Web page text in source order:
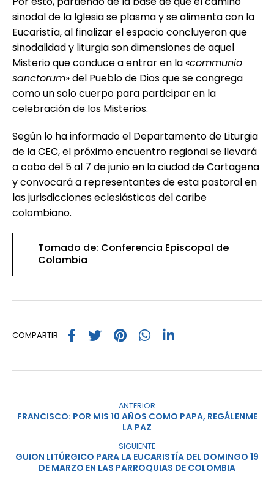
sinodal de la Iglesia se plasma y se alimenta con la
Eucaristía, al finalizar el espacio concluyeron que
sinodalidad y liturgia son dimensiones de aquel
Misterio que conduce a entrar en la «communio
sanctorum» del Pueblo de Dios que se congrega
como un solo cuerpo para participar en la
celebración de los Misterios.
Según lo ha informado el Departamento de Liturgia
de la CEC, el próximo encuentro regional se llevará
a cabo del 5 al 7 de junio en la ciudad de Cartagena
y convocará a representantes de esta pastoral en
las jurisdicciones eclesiásticas del caribe
colombiano.
Tomado de: Conferencia Episcopal de
Colombia
COMPARTIR
ANTERIOR
FRANCISCO: POR MIS 10 AÑOS COMO PAPA, REGÁLENME
LA PAZ
SIGUIENTE
GUION LITÚRGICO PARA LA EUCARISTÍA DEL DOMINGO 19
DE MARZO EN LAS PARROQUIAS DE COLOMBIA